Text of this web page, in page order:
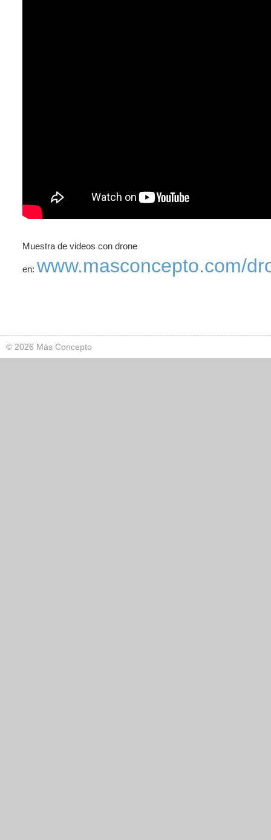
Muestra de videos con drone
en: www.masconcepto.com/
© 2026 Más Concepto